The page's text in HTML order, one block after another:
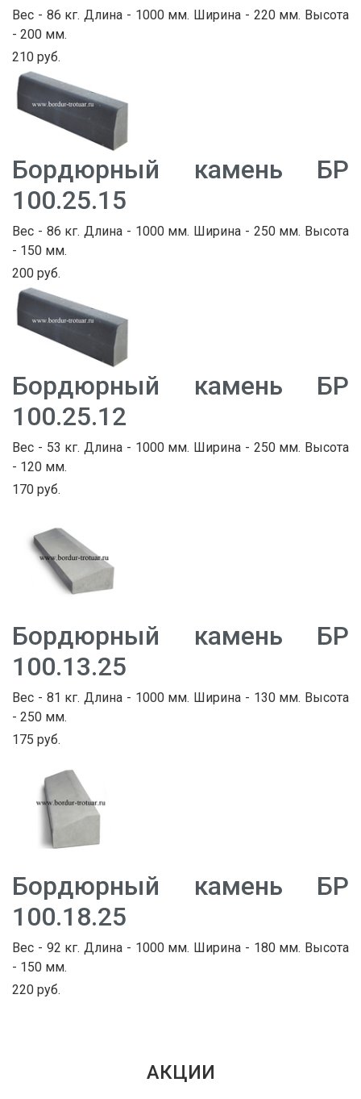
Вес - 86 кг. Длина - 1000 мм. Ширина - 220 мм. Высота
- 200 мм.
210 руб.
Бордюрный камень БР
100.25.15
Вес - 86 кг. Длина - 1000 мм. Ширина - 250 мм. Высота
- 150 мм.
200 руб.
Бордюрный камень БР
100.25.12
Вес - 53 кг. Длина - 1000 мм. Ширина - 250 мм. Высота
- 120 мм.
170 руб.
Бордюрный камень БР
100.13.25
Вес - 81 кг. Длина - 1000 мм. Ширина - 130 мм. Высота
- 250 мм.
175 руб.
Бордюрный камень БР
100.18.25
Вес - 92 кг. Длина - 1000 мм. Ширина - 180 мм. Высота
- 150 мм.
220 руб.
АКЦИИ